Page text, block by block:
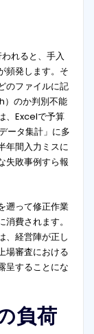
れると、手入
頻発します。そ
のファイルに記
のか判別不能
、Excelで予算
ータ集計」に多
年間入力ミスに
失敗事例すら報
遡って修正作業
費されます。
、経営陣が正し
場審査における
呈することにな
負荷